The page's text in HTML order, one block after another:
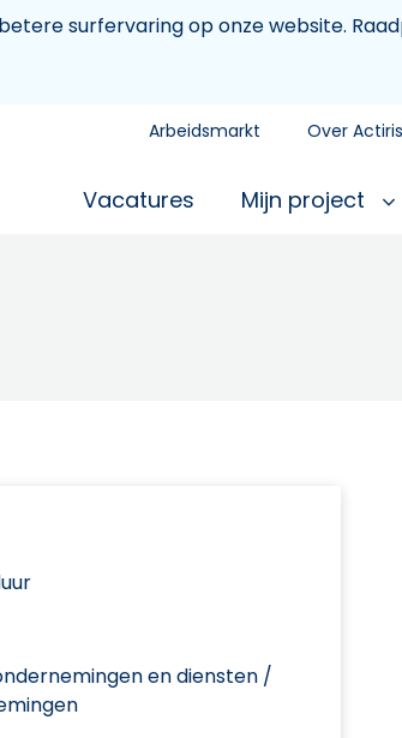
surfervaring op onze website.
Arbeidsmarkt Over Actiris
Vacatures Mijn project
en diensten /